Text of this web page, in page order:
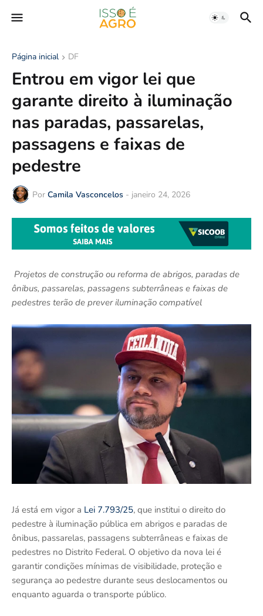
Página inicial DF
Entrou em vigor lei que
garante direito à iluminação
nas paradas, passarelas,
passagens e faixas de
pedestre
Por Camila Vasconcelos - janeiro 24, 2026
Projetos de construção ou reforma de abrigos, paradas de
ônibus, passarelas, passagens subterrâneas e faixas de
pedestres terão de prever iluminação compatível
Já está em vigor a Lei 7.793/25, que institui o direito do
pedestre à iluminação pública em abrigos e paradas de
ônibus, passarelas, passagens subterrâneas e faixas de
pedestres no Distrito Federal. O objetivo da nova lei é
garantir condições mínimas de visibilidade, proteção e
segurança ao pedestre durante seus deslocamentos ou
enquanto aguarda o transporte público.